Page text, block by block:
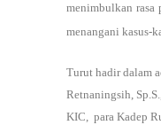
menimbulkan rasa
menangani kasus-
Turut hadir dalam
Retnaningsih,
KIC, para Kadep